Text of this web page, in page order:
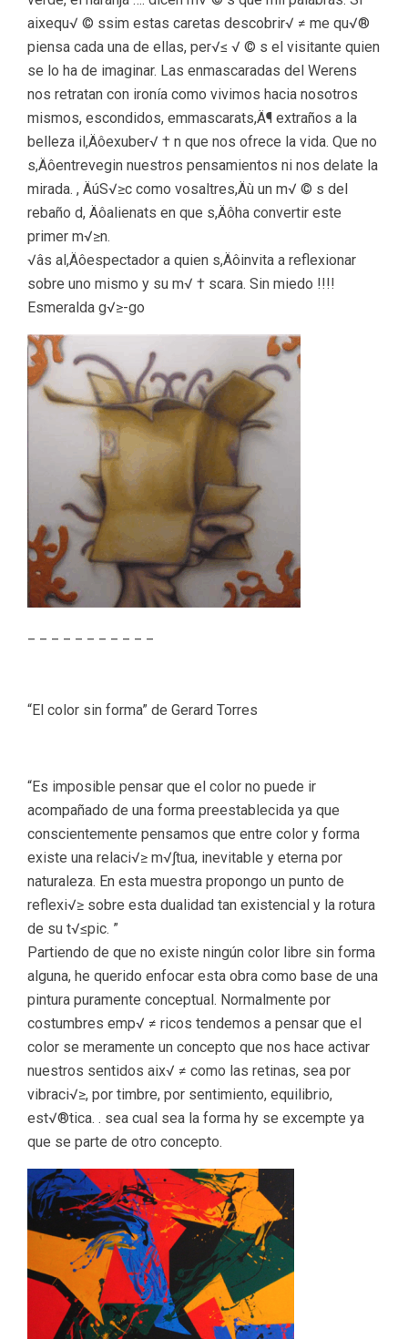
aixequ√ © ssim estas caretas descobrir√ ≠ me qu√®
piensa cada una de ellas, per√≤ √ © s el visitante quien
se lo ha de imaginar. Las enmascaradas del Werens
nos retratan con ironía como vivimos hacia nosotros
mismos, escondidos, emmascarats,Ä¶ extraños a la
belleza il,Äôexuber√ † n que nos ofrece la vida. Que no
s,Äôentrevegin nuestros pensamientos ni nos delate la
mirada. , ÄúS√≥c como vosaltres,Äù un m√ © s del
rebaño d, Äôalienats en que s,Äôha convertir este
primer m√≥n.
√âs al,Äôespectador a quien s,Äôinvita a reflexionar
sobre uno mismo y su m√ † scara. Sin miedo !!!!
Esmeralda g√≥-go
“El color sin forma” de Gerard Torres
“Es imposible pensar que el color no puede ir
acompañado de una forma preestablecida ya que
conscientemente pensamos que entre color y forma
existe una relaci√≥ m√∫tua, inevitable y eterna por
naturaleza. En esta muestra propongo un punto de
reflexi√≥ sobre esta dualidad tan existencial y la rotura
de su t√≤pic. ”
Partiendo de que no existe ningún color libre sin forma
alguna, he querido enfocar esta obra como base de una
pintura puramente conceptual. Normalmente por
costumbres emp√ ≠ ricos tendemos a pensar que el
color se meramente un concepto que nos hace activar
nuestros sentidos aix√ ≠ como las retinas, sea por
vibraci√≥, por timbre, por sentimiento, equilibrio,
est√®tica. . sea cual sea la forma hy se excempte ya
que se parte de otro concepto.